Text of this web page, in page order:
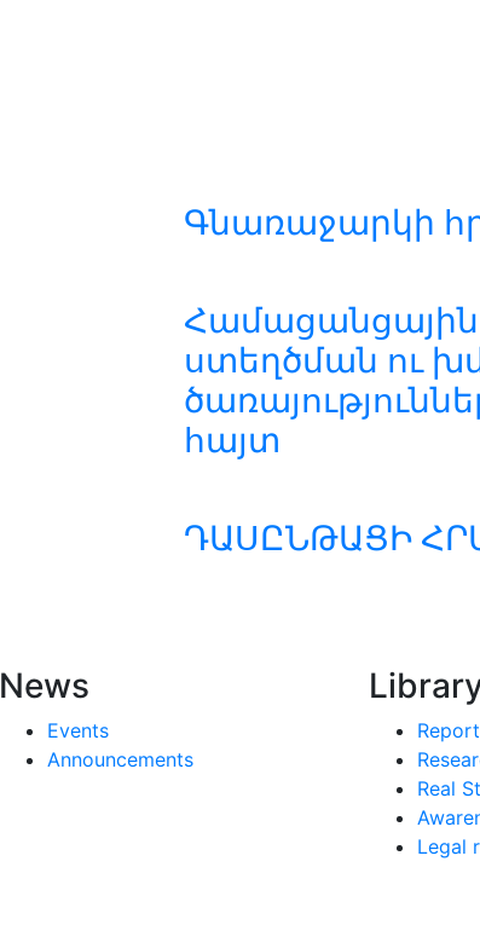
Գնառաջարկի
Համացանցային
ստեղծման ու
հայտ
ԴԱՍԸՆԹԱՑԻ
News
Events
Announcements
Real
Legal